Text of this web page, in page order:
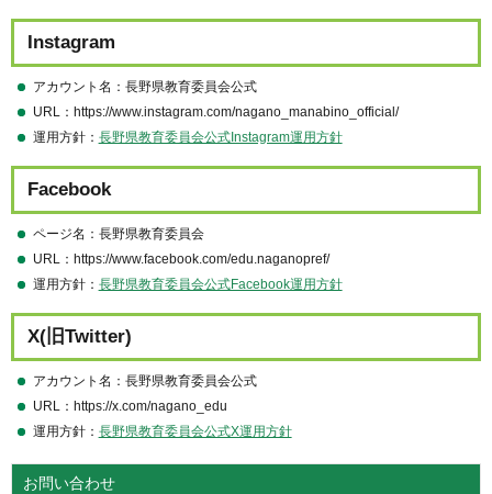
Instagram
アカウント名：長野県教育委員会公式
URL：https://www.instagram.com/nagano_manabino_official/
運用方針： 長野県教育委員会公式Instagram運用方針
Facebook
ページ名：長野県教育委員会
URL：https://www.facebook.com/edu.naganopref/
運用方針： 長野県教育委員会公式Facebook運用方針
X(旧Twitter)
アカウント名：長野県教育委員会公式
URL：https://x.com/nagano_edu
運用方針： 長野県教育委員会公式X運用方針
お問い合わせ